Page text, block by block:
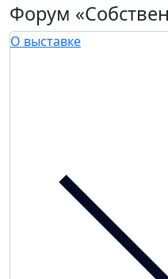
Форум
О выставке